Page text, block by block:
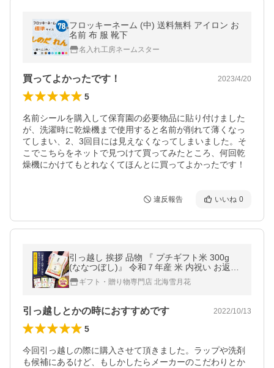
フロッキーネーム (中) 送料無料 アイロン お
名前 布 服 靴下
名入れ工房ネームスター
買ってよかったです！ 2023/4/20
5
名前シールを購入して保育園の必要物品に貼り付けました
が、洗濯時に乾燥機まで使用すると名前が削れて薄くなっ
てしまい、2、3回目には見えなくなってしまいました。そ
こでこちらをネットで見つけて買ってみたところ、何回乾
燥機にかけてもとれなくてほんとに買ってよかったです！
違反報告 いいね 0
引っ越し 挨拶 品物 『 プチギフト米 300g
(ななつぼし)』 令和７年産 米 内祝い お返し
転職 引越し 粗品 御礼 名入れ 景品 引越し 挨
拶品ギフト・贈り物専門店 北海雪月花
引っ越しとかの時におすすめです 2022/10/13
5
今回引っ越しの際に購入させて頂きました。ラップや洗剤
も候補にあるけど、もしかしたらメーカーのこだわりとか